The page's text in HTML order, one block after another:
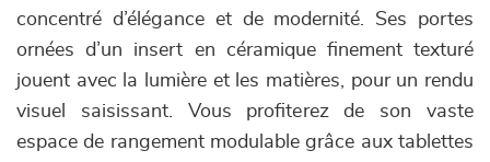
concentré d’élégance et de modernité. Ses portes
ornées d’un insert en céramique finement texturé
jouent avec la lumière et les matières, pour un rendu
visuel saisissant. Vous profiterez de son vaste
espace de rangement modulable grâce aux tablettes